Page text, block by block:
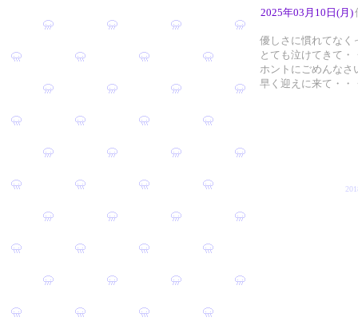
2025年03月10日(月)
優しさに慣れてなく
とても泣けてきて・
ホントにごめんなさ
早く迎えに来て・・